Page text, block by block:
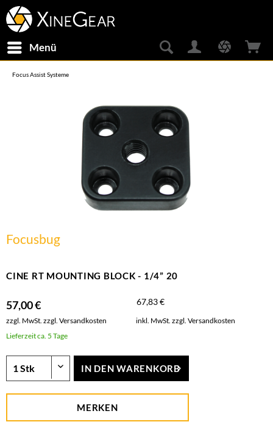
Menü
Focus Assist Systeme
Focusbug
CINE RT MOUNTING BLOCK - 1/4” 20
57,00 € 67,83 €
zzgl. MwSt. zzgl. Versandkosten inkl. MwSt. zzgl. Versandkosten
Lieferzeit ca. 5 Tage
IN DEN WARENKORB
MERKEN